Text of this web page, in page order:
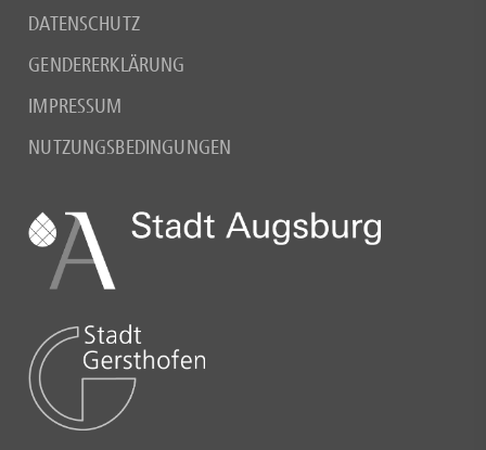
DATENSCHUTZ
GENDERERKLÄRUNG
IMPRESSUM
NUTZUNGSBEDINGUNGEN